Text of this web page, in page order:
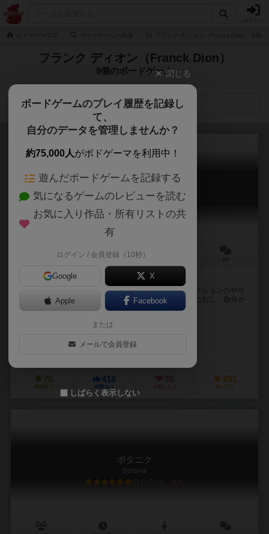
フランク ディオン（Franck Dion）
9個のボードゲーム
検索メニュー
セレンゲティ
Serengeti
25～30分
幸運を呼ぶ呪いの人形！？
呪われたお人形をオークションするゲームです。 オークションのやり
方は単純で、前の人より大きな数字を宣言するだけ。 ただし、自分が
獲得したお人形に書かれた数字は宣言する...
ミヒャエル・シャハト（Michael Schacht）
70
興味あり
418
経験あり お気に入り
291
持ってる
ボタニク
Botanik
6.4
閉じる
ボードゲームのプレイ履歴を記録し
て、
自分のデータを管理しませんか？
約75,000人がボドゲーマを利用中！
遊んだボードゲームを記録する
気になるゲームのレビューを読む
お気に入り作品・所有リストの共
有
ログイン / 会員登録（10秒）
Google X
Apple Facebook
または
メールで会員登録
しばらく表示しない